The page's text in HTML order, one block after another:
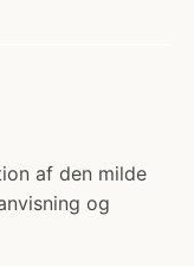
af den milde
og